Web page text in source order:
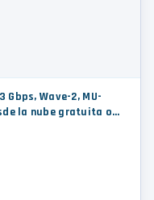
Gbps, Wave-2, MU-
la nube gratuita o